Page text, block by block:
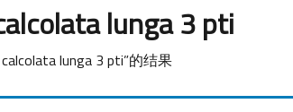
lunga 3 pti
lunga 3 pti”的结果